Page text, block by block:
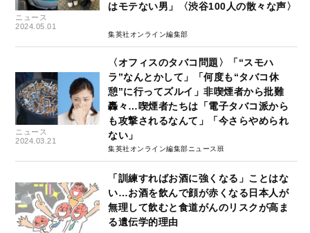
ニュース
2024.05.01
はモテない男」〈渋谷100人の散々な声〉
集英社オンライン編集部
ニュース
2024.03.21
〈オフィスのタバコ問題〉「“スモハ
ラ”なんとかして」「何度も“タバコ休
憩”に行ってズルイ」非喫煙者から批難
轟々…喫煙者たちは「電子タバコ派から
も攻撃されるなんて」「今さらやめられ
ない」
集英社オンライン編集部ニュース班
「訓練すればお酒に強くなる」ことはな
い…お酒を飲んで顔が赤くなる日本人が
無理して飲むと食道がんのリスクが高ま
る遺伝学的理由